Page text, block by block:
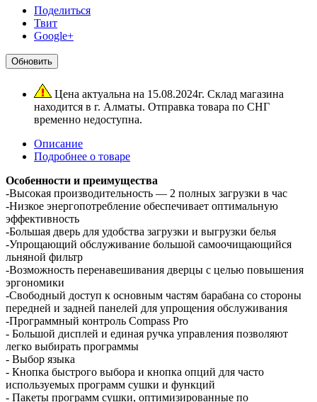
Поделиться
Твит
Google+
Цена актуальна на 15.08.2024г. Склад магазина
находится в г. Алматы. Отправка товара по СНГ
временно недоступна.
Описание
Подробнее о товаре
Особенности и преимущества
-Высокая производительность — 2 полных загрузки в час
-Низкое энергопотребление обеспечивает оптимальную
эффективность
-Большая дверь для удобства загрузки и выгрузки белья
-Упрощающий обслуживание большой самоочищающийся
льняной фильтр
-Возможность перенавешивания дверцы с целью повышения
эргономики
-Свободный доступ к основным частям барабана со стороны
передней и задней панелей для упрощения обслуживания
-Программный контроль Compass Pro
- Большой дисплей и единая ручка управления позволяют
легко выбирать программы
- Выбор языка
- Кнопка быстрого выбора и кнопка опций для часто
используемых программ сушки и функций
- Пакеты программ сушки, оптимизированные по